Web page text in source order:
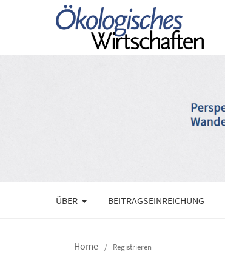
ÜBER BEITRAGSEINREICHUNG
Home / Registrieren